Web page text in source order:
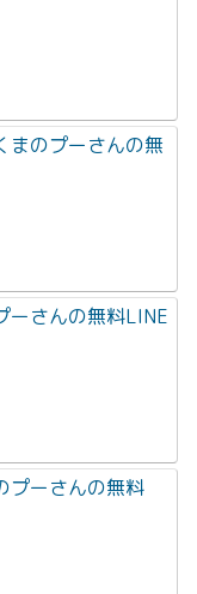
まのプーさんの無
ーさんの無料LINE
プーさんの無料